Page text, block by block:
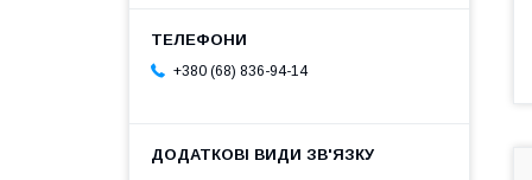
+380 (68) 836-94-14